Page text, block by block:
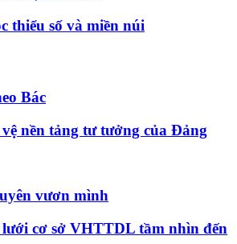
thiểu số và miền núi
Bác
nền tảng tư tưởng của Đảng
vươn mình
cơ sở VHTTDL tầm nhìn đến